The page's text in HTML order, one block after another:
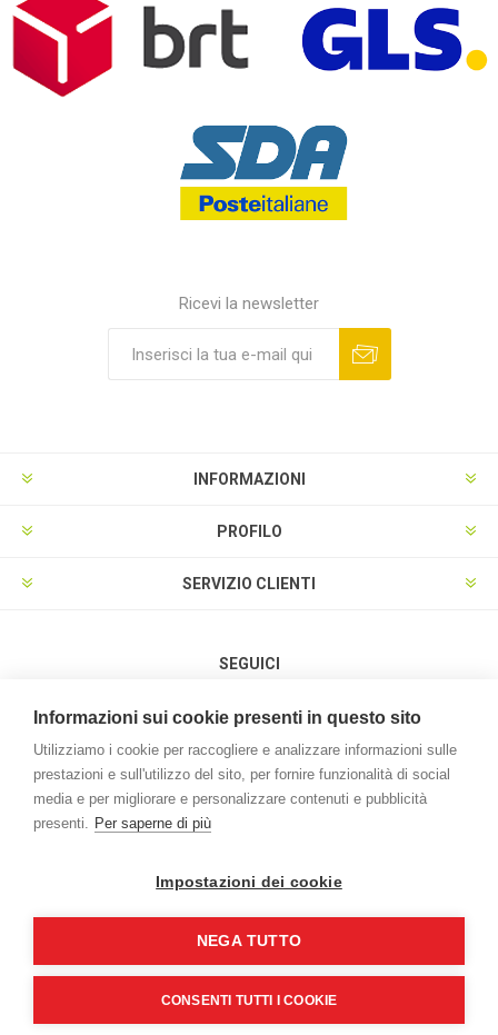
Ricevi la newsletter
INFORMAZIONI
PROFILO
SERVIZIO CLIENTI
SEGUICI
METODI DI PAGAMENTO
Powered bynopCommerce
Credits:vulcanoteam.it
Copyright © 2026 L'Agrifoglio. Tutti i diritti riservati | P.iva e C.F.
00994970259
Informazioni sui cookie presenti in questo sito
Utilizziamo i cookie per raccogliere e analizzare informazioni sulle
prestazioni e sull'utilizzo del sito, per fornire funzionalità di social
media e per migliorare e personalizzare contenuti e pubblicità
presenti. Per saperne di più
Impostazioni dei cookie
NEGA TUTTO
CONSENTI TUTTI I COOKIE